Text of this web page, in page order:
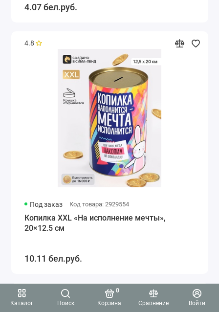
Каталог Поиск Корзина
0
Сравнение
Войти
4.07 бел.руб.
4.8
Под заказ Код товара: 2929554
Копилка XXL «На исполнение мечты»,
20×12.5 см
10.11 бел.руб.
5.0